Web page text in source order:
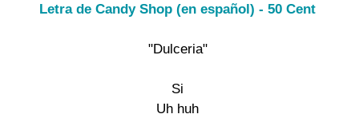
Letra de Candy Shop (en español) - 50 Cent
"Dulceria"
Si
Uh huh